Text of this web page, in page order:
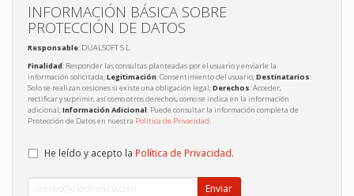
INFORMACIÓN BÁSICA SOBRE
PROTECCIÓN DE DATOS
Responsable: DUALSOFT S.L.
Finalidad: Responder las consultas planteadas por el usuario y enviarle la
información solicitada;Legitimación: Consentimiento del usuario;Destinatarios:
Solo se realizan cesiones si existe una obligación legal;Derechos: Acceder,
rectificar y suprimir, así como otros derechos, como se indica en la información
adicional;Información Adicional: Puede consultar la información completa de
Protección de Datos en nuestra Política de Privacidad.
He leído y acepto la Política de Privacidad.
Enviar